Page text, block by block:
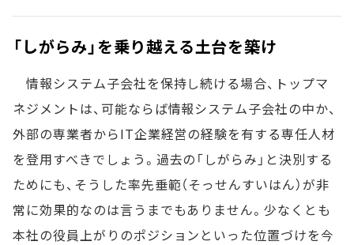
「しがらみ」を乗り越える土台を築け
情報システム子会社を保持し続ける場合、トップマ
ネジメントは、可能ならば情報システム子会社の中か、
外部の専業者からIT企業経営の経験を有する専任人材
を登用すべきでしょう。過去の「しがらみ」と決別する
ためにも、そうした率先垂範（そっせんすいはん）が非
常に効果的なのは言うまでもありません。少なくとも
本社の役員上がりのポジションといった位置づけを今